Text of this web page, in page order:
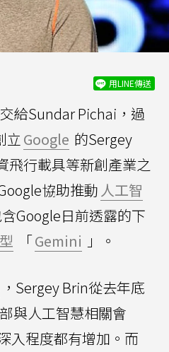
用LINE傳送
給Sundar Pichai，過
立 Google 的Sergey
飛行載具等新創產業之
協助推動 人工智
Google日前透露的下
「Gemini 」。
，Sergey Brin從去年底
與人工智慧相關會
入程度都有增加。而